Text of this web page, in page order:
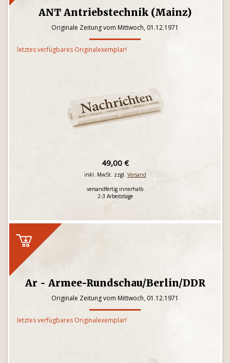
ANT Antriebstechnik (Mainz)
Originale Zeitung vom Mittwoch, 01.12.1971
letztes verfügbares Originalexemplar!
49,00 €
inkl. MwSt. zzgl. Versand
versandfertig innerhalb
2-3 Arbeitstage
Ar - Armee-Rundschau/Berlin/DDR
Originale Zeitung vom Mittwoch, 01.12.1971
letztes verfügbares Originalexemplar!